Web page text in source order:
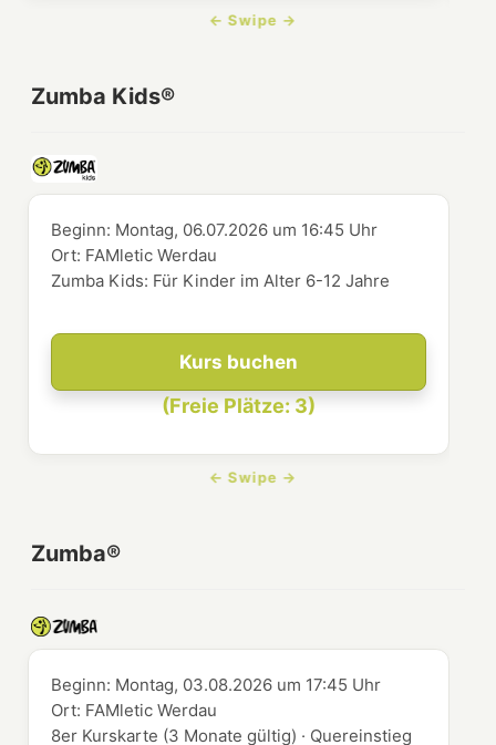
Zumba Kids®
Kurs buchen
(Freie Plätze: 3)
Beginn: Montag, 06.07.2026 um 16:45 Uhr
Ort: FAMletic Werdau
Zumba Kids: Für Kinder im Alter 6-12 Jahre
Zumba®
Beginn: Montag, 03.08.2026 um 17:45 Uhr
Ort: FAMletic Werdau
8er Kurskarte (3 Monate gültig) · Quereinstieg